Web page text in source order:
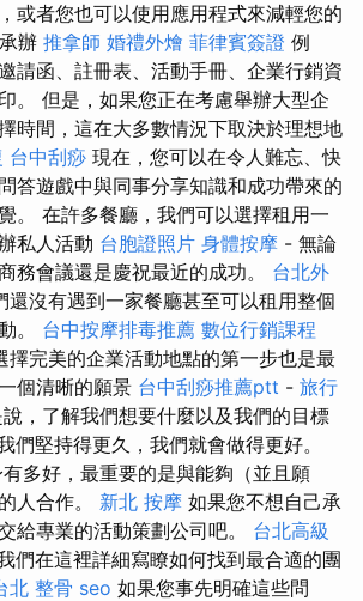
或者您也可以使用應用程式來減輕您的
辦 推拿師 婚禮外燴 菲律賓簽證 例
請函、註冊表、活動手冊、企業行銷資
。 但是，如果您正在考慮舉辦大型企
時間，這在大多數情況下取決於理想地
台中刮痧 現在，您可以在令人難忘、快
答遊戲中與同事分享知識和成功帶來的
。 在許多餐廳，我們可以選擇租用一
私人活動 台胞證照片 身體按摩 - 無論
務會議還是慶祝最近的成功。 台北外
還沒有遇到一家餐廳甚至可以租用整個
。 台中按摩排毒推薦 數位行銷課程
擇完美的企業活動地點的第一步也是最
個清晰的願景 台中刮痧推薦ptt - 旅行
，了解我們想要什麼以及我們的目標
堅持得更久，我們就會做得更好。
多好，最重要的是與能夠（並且願
人合作。 新北 按摩 如果您不想自己承
給專業的活動策劃公司吧。 台北高級
們在這裡詳細寫瞭如何找到最合適的團
北 整骨 seo 如果您事先明確這些問